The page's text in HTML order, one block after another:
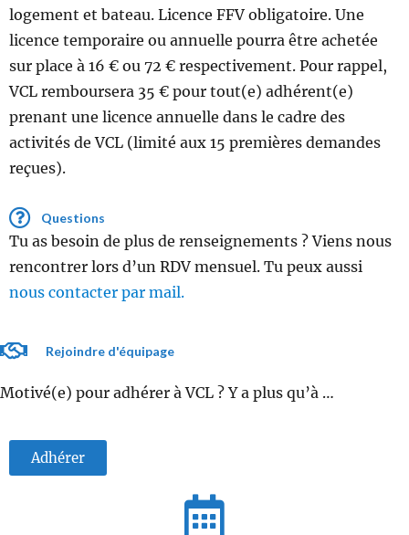
logement et bateau. Licence FFV obligatoire. Une
licence temporaire ou annuelle pourra être achetée
sur place à 16 € ou 72 € respectivement. Pour rappel,
VCL remboursera 35 € pour tout(e) adhérent(e)
prenant une licence annuelle dans le cadre des
activités de VCL (limité aux 15 premières demandes
reçues).
Questions
Tu as besoin de plus de renseignements ? Viens nous
rencontrer lors d’un RDV mensuel. Tu peux aussi
nous contacter par mail.
Rejoindre d'équipage
Motivé(e) pour adhérer à VCL ? Y a plus qu’à …
Adhérer